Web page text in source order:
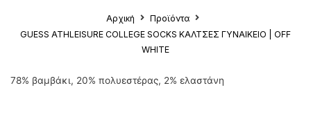
Αρχική
Προϊόντα
GUESS ATHLEISURE COLLEGE SOCKS ΚΑΛΤΣΕΣ ΓΥΝΑΙΚΕΙΟ | OFF
WHITE
78% βαμβάκι, 20% πολυεστέρας, 2% ελαστάνη